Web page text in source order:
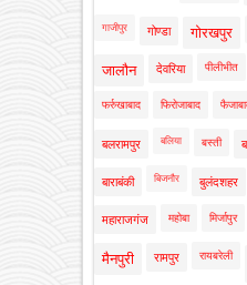
गाजीपुर गोण्डा गोरखपुर
जालौन देवरिया पीलीभीत
फर्रुखाबाद फिरोजाबाद
बलरामपुर बलिया बस्ती
बाराबंकी बिजनौर बुलंदशहर
महाराजगंज महोबा मिर्जापुर
मैनपुरी रामपुर रायबरेली